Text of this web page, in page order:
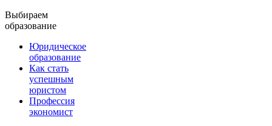
Выбираем
образование
Юридическое
образование
Как стать
успешным
юристом
Профессия
экономист